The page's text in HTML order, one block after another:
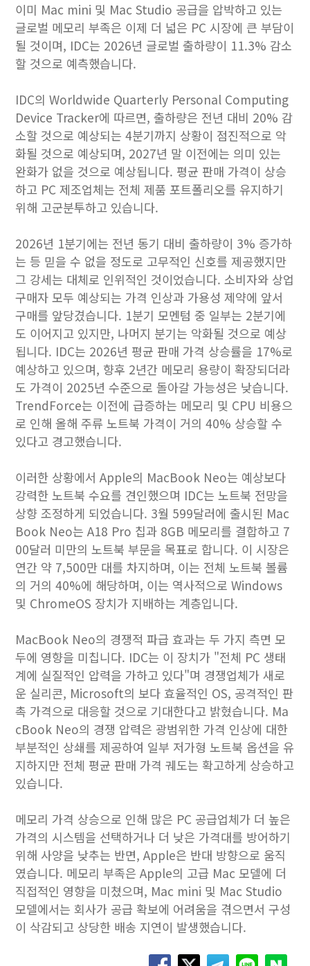
이미 Mac mini 및 Mac Studio 공급을 압박하고 있는
글로벌 메모리 부족은 이제 더 넓은 PC 시장에 큰 부담이
될 것이며, IDC는 2026년 글로벌 출하량이 11.3% 감소
할 것으로 예측했습니다.
IDC의 Worldwide Quarterly Personal Computing
Device Tracker에 따르면, 출하량은 전년 대비 20% 감
소할 것으로 예상되는 4분기까지 상황이 점진적으로 악
화될 것으로 예상되며, 2027년 말 이전에는 의미 있는
완화가 없을 것으로 예상됩니다. 평균 판매 가격이 상승
하고 PC 제조업체는 전체 제품 포트폴리오를 유지하기
위해 고군분투하고 있습니다.
2026년 1분기에는 전년 동기 대비 출하량이 3% 증가하
는 등 믿을 수 없을 정도로 고무적인 신호를 제공했지만
그 강세는 대체로 인위적인 것이었습니다. 소비자와 상업
구매자 모두 예상되는 가격 인상과 가용성 제약에 앞서
구매를 앞당겼습니다. 1분기 모멘텀 중 일부는 2분기에
도 이어지고 있지만, 나머지 분기는 악화될 것으로 예상
됩니다. IDC는 2026년 평균 판매 가격 상승률을 17%로
예상하고 있으며, 향후 2년간 메모리 용량이 확장되더라
도 가격이 2025년 수준으로 돌아갈 가능성은 낮습니다.
TrendForce는 이전에 급증하는 메모리 및 CPU 비용으
로 인해 올해 주류 노트북 가격이 거의 40% 상승할 수
있다고 경고했습니다.
이러한 상황에서 Apple의 MacBook Neo는 예상보다
강력한 노트북 수요를 견인했으며 IDC는 노트북 전망을
상향 조정하게 되었습니다. 3월 599달러에 출시된 ‌Mac
Book Neo‌는 A18 Pro 칩과 8GB 메모리를 결합하고 7
00달러 미만의 노트북 부문을 목표로 합니다. 이 시장은
연간 약 7,500만 대를 차지하며, 이는 전체 노트북 볼륨
의 거의 40%에 해당하며, 이는 역사적으로 Windows
및 ChromeOS 장치가 지배하는 계층입니다.
‌MacBook Neo‌의 경쟁적 파급 효과는 두 가지 측면 모
두에 영향을 미칩니다. IDC는 이 장치가 "전체 PC 생태
계에 실질적인 압력을 가하고 있다"며 경쟁업체가 새로
운 실리콘, Microsoft의 보다 효율적인 OS, 공격적인 판
촉 가격으로 대응할 것으로 기대한다고 밝혔습니다. Ma
cBook Neo의 경쟁 압력은 광범위한 가격 인상에 대한
부분적인 상쇄를 제공하여 일부 저가형 노트북 옵션을 유
지하지만 전체 평균 판매 가격 궤도는 확고하게 상승하고
있습니다.
메모리 가격 상승으로 인해 많은 PC 공급업체가 더 높은
가격의 시스템을 선택하거나 더 낮은 가격대를 방어하기
위해 사양을 낮추는 반면, Apple은 반대 방향으로 움직
였습니다. 메모리 부족은 Apple의 고급 Mac 모델에 더
직접적인 영향을 미쳤으며, Mac mini 및 Mac Studio
모델에서는 회사가 공급 확보에 어려움을 겪으면서 구성
이 삭감되고 상당한 배송 지연이 발생했습니다.